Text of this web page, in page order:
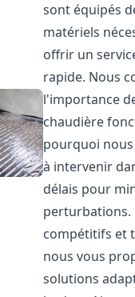
sont équipés
matériels
offrir un
rapide. Nous
l'importance
chaudière
pourquoi
à intervenir
délais pour
perturbations.
compétitifs et
nous vous
solutions